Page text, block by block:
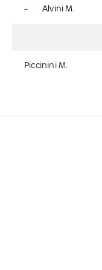
- Alvini M.
Piccinini M.